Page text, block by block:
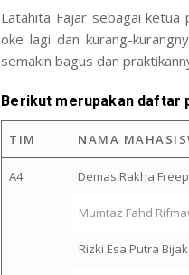
Latahita Fajar sebagai ketua
oke lagi dan kurang-
semakin bagus dan
Berikut merupakan daftar
TIM NAMA
A4 Demas Rakha
Mumtaz Fahd
Rizki Esa Putra